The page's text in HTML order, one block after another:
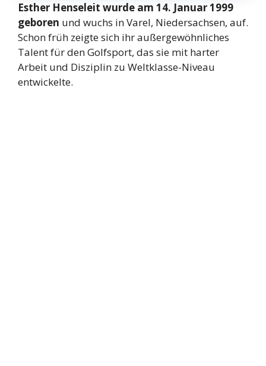
Esther Henseleit wurde am 14. Januar 1999
geboren und wuchs in Varel, Niedersachsen, auf.
Schon früh zeigte sich ihr außergewöhnliches
Talent für den Golfsport, das sie mit harter
Arbeit und Disziplin zu Weltklasse-Niveau
entwickelte.